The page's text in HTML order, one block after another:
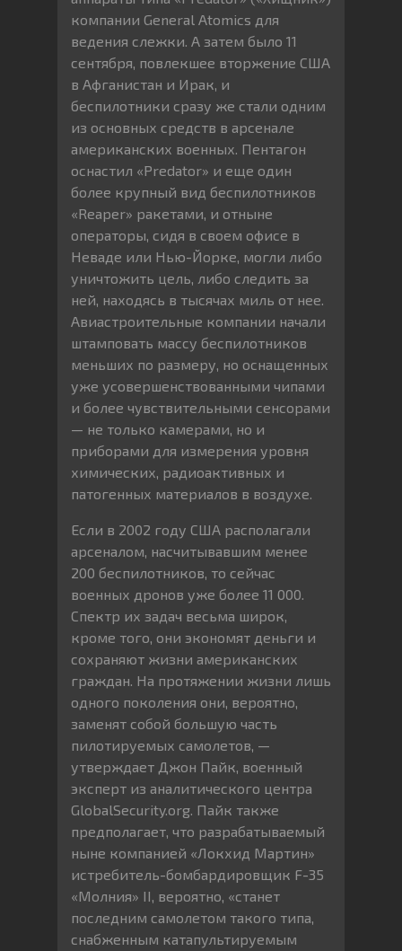
компании General Atomics для
ведения слежки. А затем было 11
сентября, повлекшее вторжение США
в Афганистан и Ирак, и
беспилотники сразу же стали одним
из основных средств в арсенале
американских военных. Пентагон
оснастил «Predator» и еще один
более крупный вид беспилотников
«Reaper» ракетами, и отныне
операторы, сидя в своем офисе в
Неваде или Нью-Йорке, могли либо
уничтожить цель, либо следить за
ней, находясь в тысячах миль от нее.
Авиастроительные компании начали
штамповать массу беспилотников
меньших по размеру, но оснащенных
уже усовершенствованными чипами
и более чувствительными сенсорами
— не только камерами, но и
приборами для измерения уровня
химических, радиоактивных и
патогенных материалов в воздухе.
Если в 2002 году США располагали
арсеналом, насчитывавшим менее
200 беспилотников, то сейчас
военных дронов уже более 11 000.
Спектр их задач весьма широк,
кроме того, они экономят деньги и
сохраняют жизни американских
граждан. На протяжении жизни лишь
одного поколения они, вероятно,
заменят собой большую часть
пилотируемых самолетов, —
утверждает Джон Пайк, военный
эксперт из аналитического центра
GlobalSecurity.org. Пайк также
предполагает, что разрабатываемый
ныне компанией «Локхид Мартин»
истребитель-бомбардировщик F-35
«Молния» II, вероятно, «станет
последним самолетом такого типа,
снабженным катапультируемым